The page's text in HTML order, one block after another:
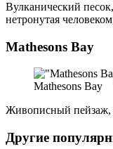
Вулканический
нетронутая
Mathesons Bay
Mathesons Bay
Живописный пейзаж,
Другие